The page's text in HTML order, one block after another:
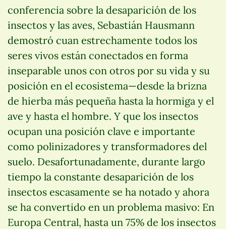
conferencia sobre la desaparición de los
insectos y las aves, Sebastián Hausmann
demostró cuan estrechamente todos los
seres vivos están conectados en forma
inseparable unos con otros por su vida y su
posición en el ecosistema—desde la brizna
de hierba más pequeña hasta la hormiga y el
ave y hasta el hombre. Y que los insectos
ocupan una posición clave e importante
como polinizadores y transformadores del
suelo. Desafortunadamente, durante largo
tiempo la constante desaparición de los
insectos escasamente se ha notado y ahora
se ha convertido en un problema masivo: En
Europa Central, hasta un 75% de los insectos